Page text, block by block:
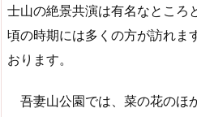
士山の絶景共演は有名なところ
頃の時期には多くの方が訪れま
おります。
吾妻山公園では、菜の花のほ